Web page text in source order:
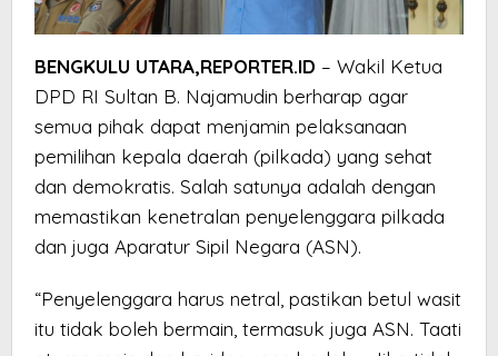
BENGKULU UTARA,REPORTER.ID – Wakil Ketua
DPD RI Sultan B. Najamudin berharap agar
semua pihak dapat menjamin pelaksanaan
pemilihan kepala daerah (pilkada) yang sehat
dan demokratis. Salah satunya adalah dengan
memastikan kenetralan penyelenggara pilkada
dan juga Aparatur Sipil Negara (ASN).
“Penyelenggara harus netral, pastikan betul wasit
itu tidak boleh bermain, termasuk juga ASN. Taati